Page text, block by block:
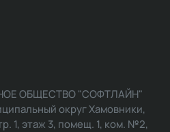
ОБЩЕСТВО "СОФТЛАЙН"
округ Хамовники,
1, этаж 3, помещ. 1, ком. №2,